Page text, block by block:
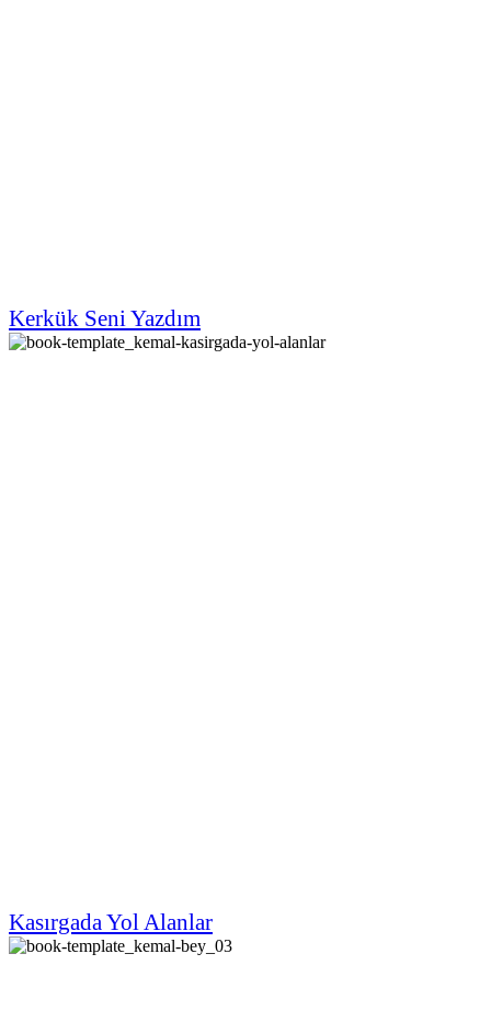
Kerkük Seni Yazdım
Kasırgada Yol Alanlar